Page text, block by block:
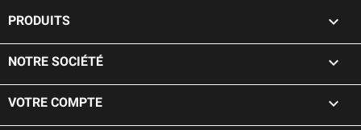
PRODUITS 
NOTRE SOCIÉTÉ 
VOTRE COMPTE 